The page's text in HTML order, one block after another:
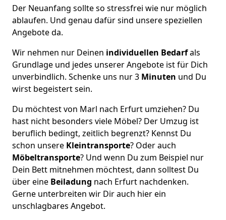
Der Neuanfang sollte so stressfrei wie nur möglich
ablaufen. Und genau dafür sind unsere speziellen
Angebote da.
Wir nehmen nur Deinen individuellen Bedarfals
Grundlage und jedes unserer Angebote ist für Dich
unverbindlich. Schenke uns nur 3 Minuten und Du
wirst begeistert sein.
Du möchtest von Marl nach Erfurt umziehen? Du
hast nicht besonders viele Möbel? Der Umzug ist
beruflich bedingt, zeitlich begrenzt? Kennst Du
schon unsere Kleintransporte? Oder auch
Möbeltransporte? Und wenn Du zum Beispiel nur
Dein Bett mitnehmen möchtest, dann solltest Du
über eine Beiladung nach Erfurt nachdenken.
Gerne unterbreiten wir Dir auch hier ein
unschlagbares Angebot.